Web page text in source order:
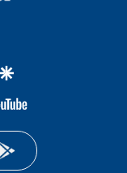
google
youtube-